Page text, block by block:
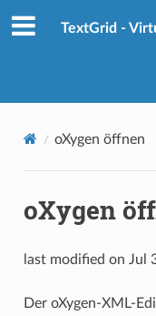
TextGrid -
oXygen öffnen
oXygen
last modified on Jul
Der oXygen-XML-